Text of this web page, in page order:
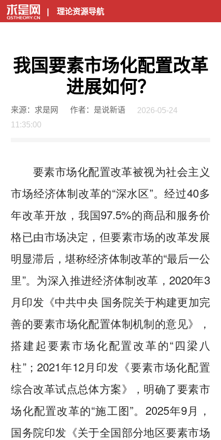
| 理论资源导航
我国要素市场化配置改革
进展如何？
来源：求是网 作者：是说新语
2026-05-24
11:35:00
要素市场化配置改革被视为社会主义
市场经济体制改革的“深水区”。经过40多
年改革开放，我国97.5%的商品和服务价
格已由市场决定，但要素市场的改革发展
明显滞后，堪称经济体制改革的“最后一公
里”。为深入推进经济体制改革，2020年3
月印发《中共中央 国务院关于构建更加完
善的要素市场化配置体制机制的意见》，
搭建起要素市场化配置改革的“四梁八
柱”；2021年12月印发《要素市场化配置
综合改革试点总体方案》，明确了要素市
场化配置改革的“施工图”。2025年9月，
国务院印发《关于全国部分地区要素市场